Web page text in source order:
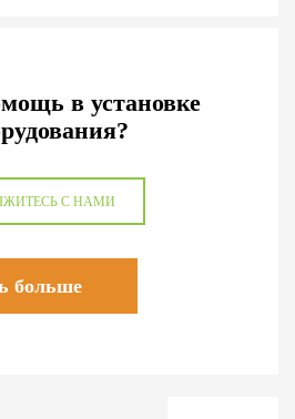
в установке
С НАМИ
больше